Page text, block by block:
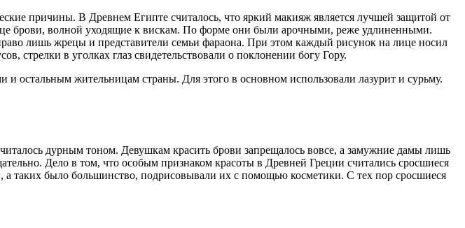
причины. В Древнем Египте считалось, что яркий макияж является лучшей защитой от
брови, волной уходящие к вискам. По форме они были арочными, реже удлиненными.
лишь жрецы и представители семьи фараона. При этом каждый рисунок на лице носил
стрелки в уголках глаз свидетельствовали о поклонении богу Гору.
остальным жительницам страны. Для этого в основном использовали лазурит и сурьму.
дурным тоном. Девушкам красить брови запрещалось вовсе, а замужние дамы лишь
Дело в том, что особым признаком красоты в Древней Греции считались сросшиеся
таких было большинство, подрисовывали их с помощью косметики. С тех пор сросшиеся